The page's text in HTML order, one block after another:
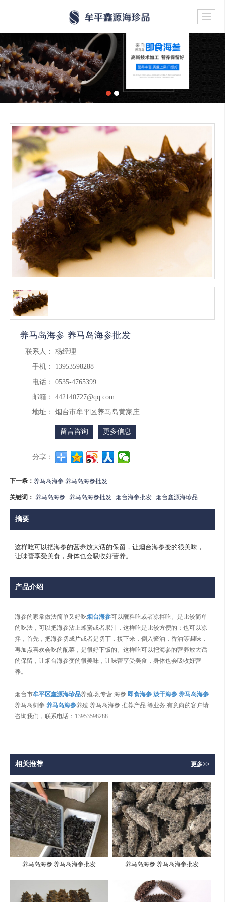
养马岛海参 养马岛海参批发
联系人：
杨经理
手机：
13953598288
电话：
0535-4765399
邮箱：
442140727@qq.com
地址：
烟台市牟平区养马岛黄家庄
留言咨询 更多信息
分享：
下一条：养马岛海参 养马岛海参批发
关键词：养马岛海参 养马岛海参批发 烟台海参批发 烟台鑫源海珍品
摘要
这样吃可以把海参的营养放大话的保留，让烟台海参变的很美味，
让味蕾享受美食，身体也会吸收好营养。
产品介绍
海参的家常做法简单又好吃烟台海参可以蘸料吃或者凉拌吃。是比较简单
的吃法，可以把海参沾上蜂蜜或者果汁，这样吃是比较方便的；也可以凉
拌，首先，把海参切成片或者是切丁，接下来，倒入酱油，香油等调味，
再加点喜欢会吃的配菜，是很好下饭的。这样吃可以把海参的营养放大话
的保留，让烟台海参变的很美味，让味蕾享受美食，身体也会吸收好营
养。
烟台市牟平区鑫源海珍品养殖场,专营 海参即食海参 淡干海参 养马岛海参
养马岛刺参养马岛海参养殖 养马岛海参 推荐产品 等业务,有意向的客户请
咨询我们，联系电话：13953598288
相关推荐 更多>>
养马岛海参 养马岛海参批发 养马岛海参 养马岛海参批发